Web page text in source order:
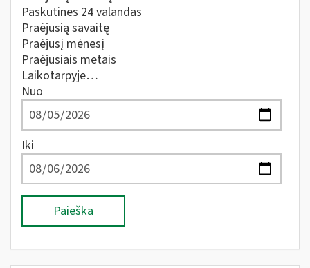
Paskutines 24 valandas
Praėjusią savaitę
Praėjusį mėnesį
Praėjusiais metais
Laikotarpyje…
Nuo
Iki
Paieška